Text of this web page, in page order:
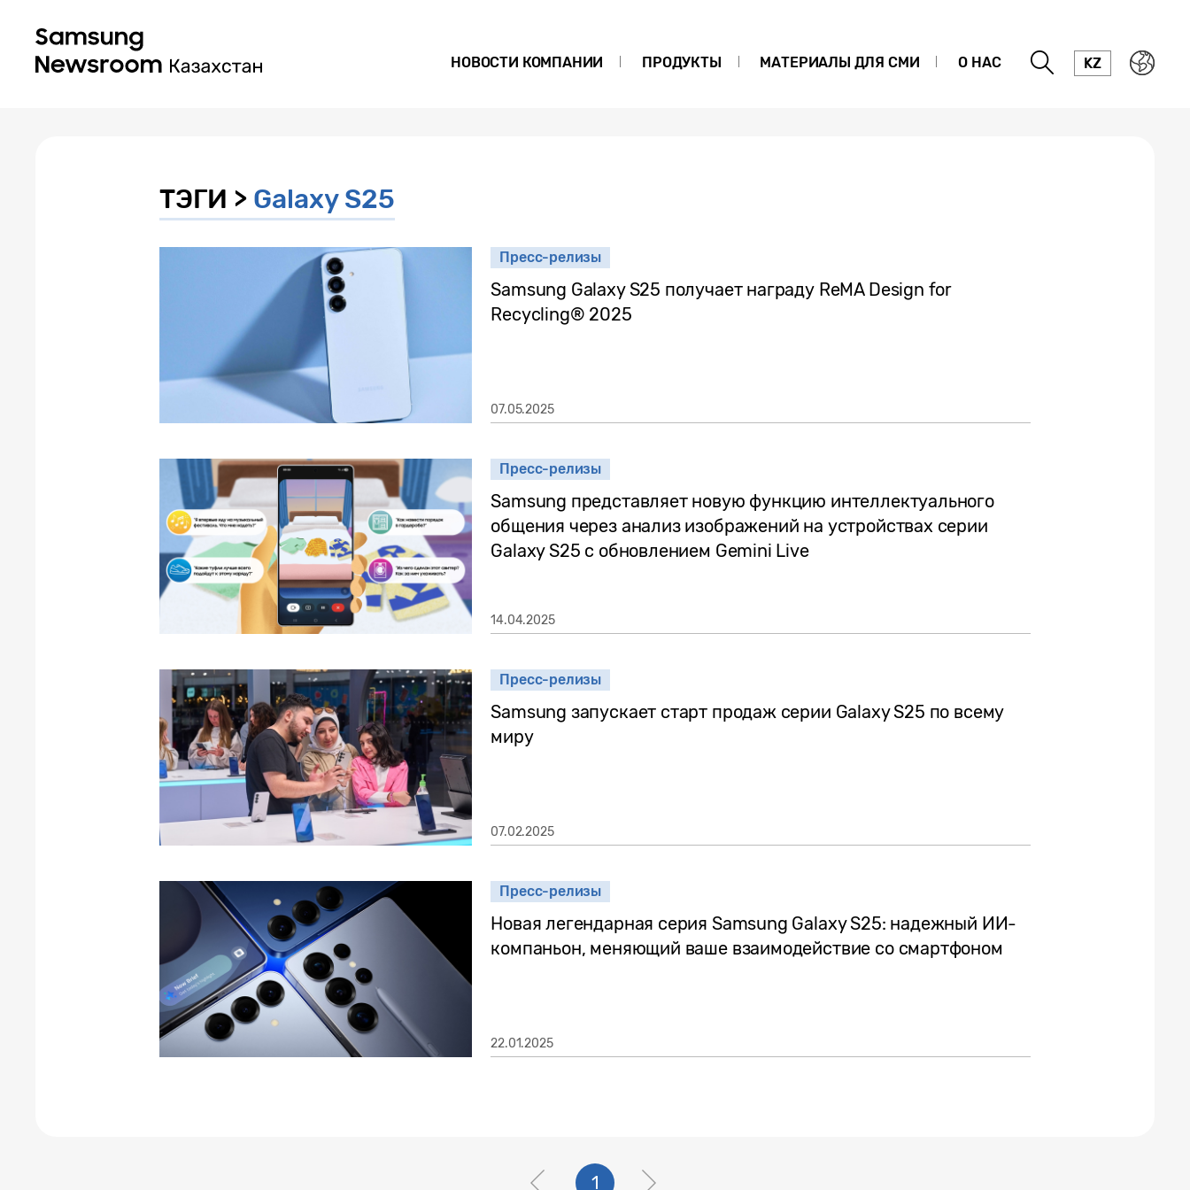
НОВОСТИ КОМПАНИИ ПРОДУКТЫ МАТЕРИАЛЫ ДЛЯ СМИ О НАС KZ
ТЭГИ > Galaxy S25
Пресс-релизы
Samsung Galaxy S25 получает награду ReMA Design for
Recycling® 2025
07.05.2025
Пресс-релизы
Samsung представляет новую функцию интеллектуального
общения через анализ изображений на устройствах серии
Galaxy S25 с обновлением Gemini Live
14.04.2025
Пресс-релизы
Samsung запускает старт продаж серии Galaxy S25 по всему
миру
07.02.2025
Пресс-релизы
Новая легендарная серия Samsung Galaxy S25: надежный ИИ-
компаньон, меняющий ваше взаимодействие со смартфоном
22.01.2025
1